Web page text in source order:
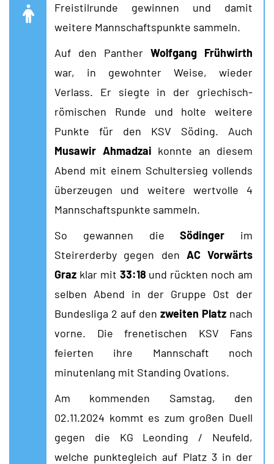
Freistilrunde gewinnen und damit
weitere Mannschaftspunkte sammeln.
Auf den Panther Wolfgang Frühwirth
war, in gewohnter Weise, wieder
Verlass. Er siegte in der griechisch-
römischen Runde und holte weitere
Punkte für den KSV Söding. Auch
Musawir Ahmadzai konnte an diesem
Abend mit einem Schultersieg vollends
überzeugen und weitere wertvolle 4
Mannschaftspunkte sammeln.
So gewannen dieSödinger im
Steirerderby gegen den AC Vorwärts
Graz klar mit 33:18 und rückten noch am
selben Abend in der Gruppe Ost der
Bundesliga 2 auf den zweiten Platz nach
vorne. Die frenetischen KSV Fans
feierten ihre Mannschaft noch
minutenlang mit Standing Ovations.
Am kommenden Samstag, den
02.11.2024 kommt es zum großen Duell
gegen die KG Leonding / Neufeld,
welche punktegleich auf Platz 3 in der